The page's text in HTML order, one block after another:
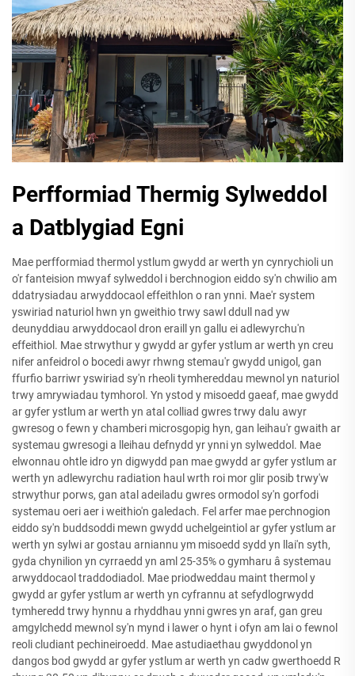
Perfformiad Thermig Sylweddol
a Datblygiad Egni
Mae perfformiad thermol ystlum gwydd ar werth yn cynrychioli un
o'r fanteision mwyaf sylweddol i berchnogion eiddo sy'n chwilio am
ddatrysiadau arwyddocaol effeithlon o ran ynni. Mae'r system
yswiriad naturiol hwn yn gweithio trwy sawl ddull nad yw
deunyddiau arwyddocaol dron eraill yn gallu ei adlewyrchu'n
effeithiol. Mae strwythur y gwydd ar gyfer ystlum ar werth yn creu
nifer anfeidrol o bocedi awyr rhwng stemau'r gwydd unigol, gan
ffurfio barriwr yswiriad sy'n rheoli tymhereddau mewnol yn naturiol
trwy amrywiadau tymhorol. Yn ystod y misoedd gaeaf, mae gwydd
ar gyfer ystlum ar werth yn atal colliad gwres trwy dalu awyr
gwresog o fewn y chamberi microsgopig hyn, gan leihau'r gwaith ar
systemau gwresogi a lleihau defnydd yr ynni yn sylweddol. Mae
elwonnau ohtle idro yn digwydd pan mae gwydd ar gyfer ystlum ar
werth yn adlewyrchu radiation haul wrth roi mor glir posib trwy'w
strwythur porws, gan atal adeiladu gwres ormodol sy'n gorfodi
systemau oeri aer i weithio'n galedach. Fel arfer mae perchnogion
eiddo sy'n buddsoddi mewn gwydd uchelgeintiol ar gyfer ystlum ar
werth yn sylwi ar gostau arniannu ym misoedd sydd yn llai'n syth,
gyda chynilion yn cyrraedd yn aml 25-35% o gymharu â systemau
arwyddocaol traddodiadol. Mae priodweddau maint thermol y
gwydd ar gyfer ystlum ar werth yn cyfrannu at sefydlogrwydd
tymheredd trwy hynnu a rhyddhau ynni gwres yn araf, gan greu
amgylchedd mewnol sy'n mynd i lawer o hynt i ofyn am lai o fewnol
reoli cludiant pechineiroedd. Mae astudiaethau gwyddonol yn
dangos bod gwydd ar gyfer ystlum ar werth yn cadw gwerthoedd R